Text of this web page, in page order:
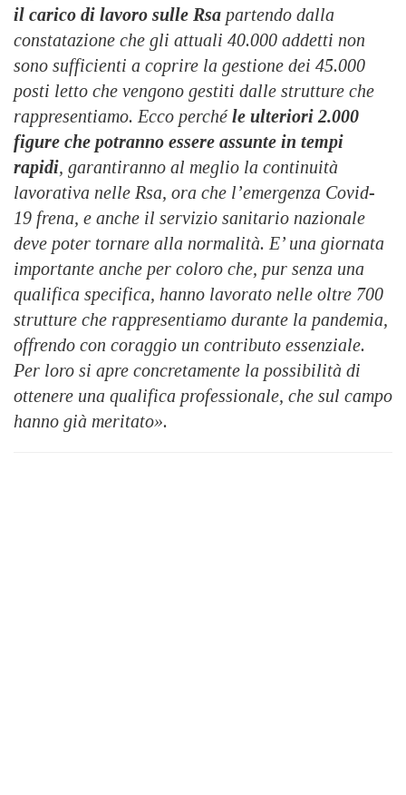
il carico di lavoro sulle Rsa partendo dalla
constatazione che gli attuali 40.000 addetti non
sono sufficienti a coprire la gestione dei 45.000
posti letto che vengono gestiti dalle strutture che
rappresentiamo. Ecco perchéle ulteriori 2.000
figure che potranno essere assunte in tempi
rapidi, garantiranno al meglio la continuità
lavorativa nelle Rsa, ora che l’emergenza Covid-
19 frena, e anche il servizio sanitario nazionale
deve poter tornare alla normalità. E’ una giornata
importante anche per coloro che, pur senza una
qualifica specifica, hanno lavorato nelle oltre 700
strutture che rappresentiamo durante la pandemia,
offrendo con coraggio un contributo essenziale.
Per loro si apre concretamente la possibilità di
ottenere una qualifica professionale, che sul campo
hanno già meritato».